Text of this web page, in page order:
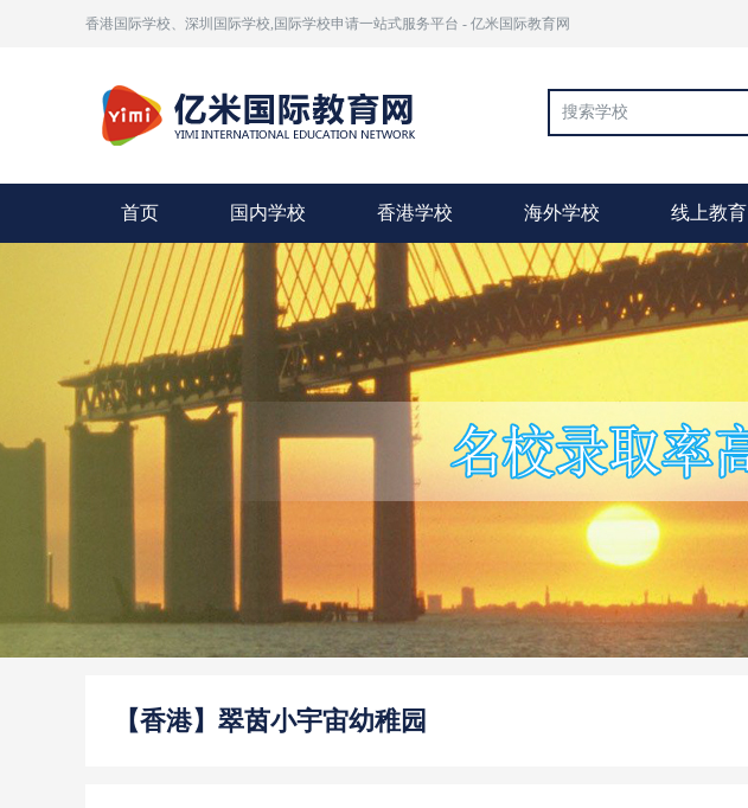
香港国际学校、深圳国际学校,国际学校申请一站式服务平台 - 亿米国际教育网
首页 国内学校 香港学校 海外学校 线上教育
【香港】翠茵小宇宙幼稚园